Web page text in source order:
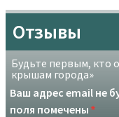
Отзывы
Будьте первым, кто
крышам города»
Ваш адрес email не
поля помечены *